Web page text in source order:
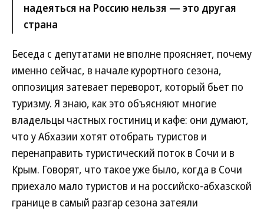
надеяться на Россию нельзя — это другая
страна
Беседа с депутатами не вполне проясняет, почему
именно сейчас, в начале курортного сезона,
оппозиция затевает переворот, который бьет по
туризму. Я знаю, как это объясняют многие
владельцы частных гостиниц и кафе: они думают,
что у Абхазии хотят отобрать туристов и
перенаправить туристический поток в Сочи и в
Крым. Говорят, что такое уже было, когда в Сочи
приехало мало туристов и на российско-абхазской
границе в самый разгар сезона затеяли